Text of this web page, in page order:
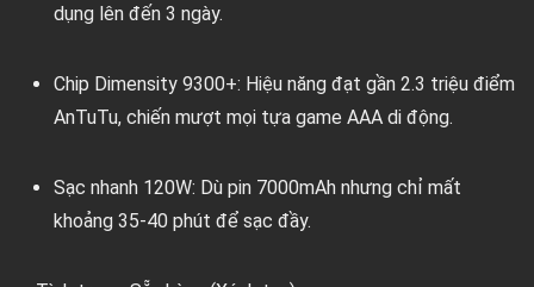
dụng lên đến 3 ngày.
Chip Dimensity 9300+: Hiệu năng đạt gần 2.3 triệu điểm
AnTuTu, chiến mượt mọi tựa game AAA di động.
Sạc nhanh 120W: Dù pin 7000mAh nhưng chỉ mất
khoảng 35-40 phút để sạc đầy.